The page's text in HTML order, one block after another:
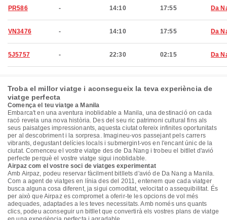
PR586 - 14:10 17:55 Da
VN3476 - 14:10 17:55 Da
5J5757 - 22:30 02:15 Da
Troba el millor viatge i aconsegueix la teva experiència de
viatge perfecta
Comença el teu viatge a Manila
Embarca't en una aventura inoblidable a Manila, una destinació on cada
racó revela una nova història. Des del seu ric patrimoni cultural fins als
seus paisatges impressionants, aquesta ciutat ofereix infinites oportunitats
per al descobriment i la sorpresa. Imagineu-vos passejant pels carrers
vibrants, degustant delícies locals i submergint-vos en l'encant únic de la
ciutat. Comenceu el vostre viatge des de Da Nang i trobeu el bitllet d'avió
perfecte perquè el vostre viatge sigui inoblidable.
Airpaz com el vostre soci de viatges experimentat
Amb Airpaz, podeu reservar fàcilment bitllets d'avió de Da Nang a Manila.
Com a agent de viatges en línia des del 2011, entenem que cada viatger
busca alguna cosa diferent, ja sigui comoditat, velocitat o assequibilitat. És
per això que Airpaz es compromet a oferir-te les opcions de vol més
adequades, adaptades a les teves necessitats. Amb només uns quants
clics, podeu aconseguir un bitllet que convertirà els vostres plans de viatge